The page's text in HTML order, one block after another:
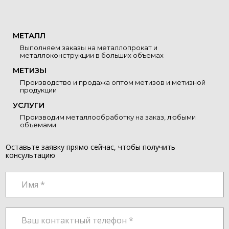
МЕТАЛЛ
Выполняем заказы на металлопрокат и
металлоконструкции в больших объемах
МЕТИЗЫ
Производство и продажа оптом метизов и метизной
продукции
УСЛУГИ
Производим металлообработку на заказ, любыми
объемами
Оставьте заявку прямо сейчас, чтобы получить
консультацию